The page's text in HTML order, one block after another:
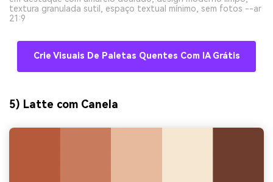
textura granulada sutil, espaço textual mínimo, sem fotos --ar
21:9
Crie Visuais De Paletas Quentes Com IA Grátis
5) Latte com Canela